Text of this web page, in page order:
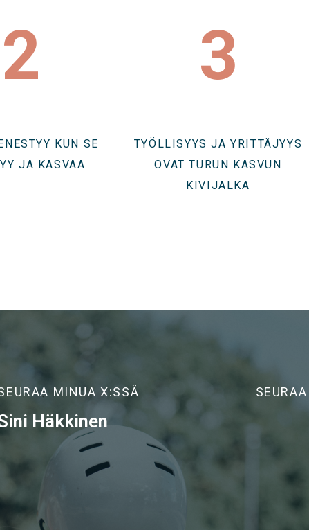
2
KUN SE
JA KASVAA
3
TYÖLLISYYS JA YRITTÄJYYS
OVAT TURUN KASVUN
KIVIJALKA
MINUA X:SSÄ
Häkkinen